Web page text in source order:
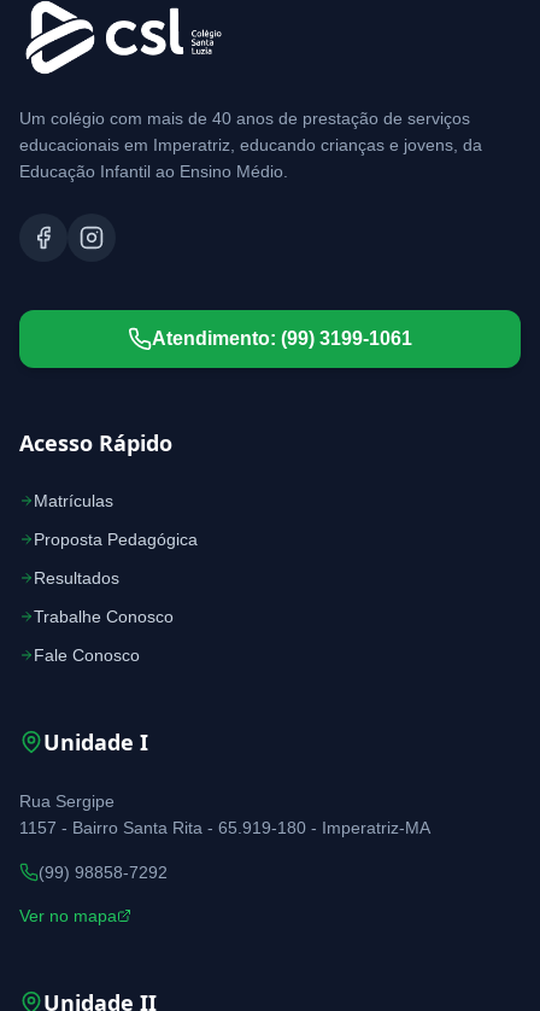
Um colégio com mais de 40 anos de prestação de serviços
educacionais em Imperatriz, educando crianças e jovens, da
Educação Infantil ao Ensino Médio.
Atendimento: (99) 3199-1061
Acesso Rápido
Matrículas
Proposta Pedagógica
Resultados
Trabalhe Conosco
Fale Conosco
Unidade I
Rua Sergipe
1157 - Bairro Santa Rita - 65.919-180 - Imperatriz-MA
(99) 98858-7292
Ver no mapa
Unidade II